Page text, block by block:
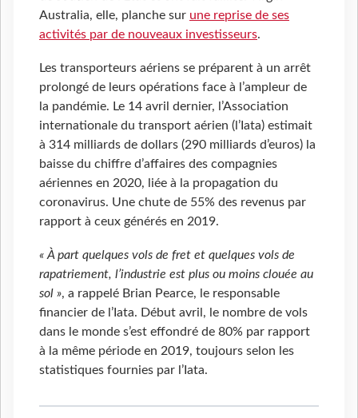
Australia, elle, planche sur une reprise de ses
activités par de nouveaux investisseurs.
Les transporteurs aériens se préparent à un arrêt
prolongé de leurs opérations face à l’ampleur de
la pandémie. Le 14 avril dernier, l’Association
internationale du transport aérien (l’Iata) estimait
à 314 milliards de dollars (290 milliards d’euros) la
baisse du chiffre d’affaires des compagnies
aériennes en 2020, liée à la propagation du
coronavirus. Une chute de 55% des revenus par
rapport à ceux générés en 2019.
« À part quelques vols de fret et quelques vols de
rapatriement, l’industrie est plus ou moins clouée au
sol », a rappelé Brian Pearce, le responsable
financier de l’Iata. Début avril, le nombre de vols
dans le monde s’est effondré de 80% par rapport
à la même période en 2019, toujours selon les
statistiques fournies par l’Iata.